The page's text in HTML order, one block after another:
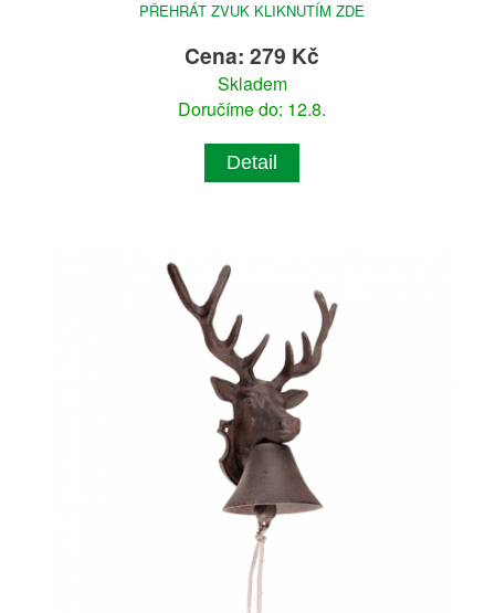
PŘEHRÁT ZVUK KLIKNUTÍM ZDE
Cena: 279 Kč
Skladem
Doručíme do: 12.8.
Detail